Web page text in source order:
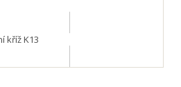
kříž K13